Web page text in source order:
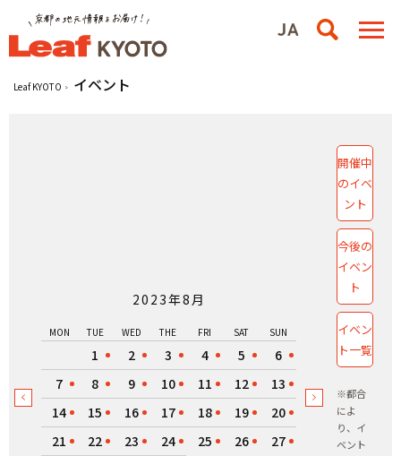
Leaf KYOTO イベント
2023年8月
MON TUE WED THE FRI SAT SUN
1 2 3 4 5
6
7
8 9 10 11 12
13
14
15 16 17 18 19
20
21
22 23 24 25 26
27
開催中
のイベ
ント
今後の
イベン
ト
イベン
ト一覧
※都合
によ
り、イ
ベント